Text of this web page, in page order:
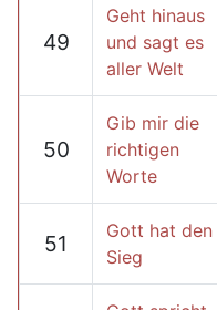
49
Geht hinaus
und sagt es
aller Welt
50
Gib mir die
richtigen
Worte
51
Gott hat den
Sieg